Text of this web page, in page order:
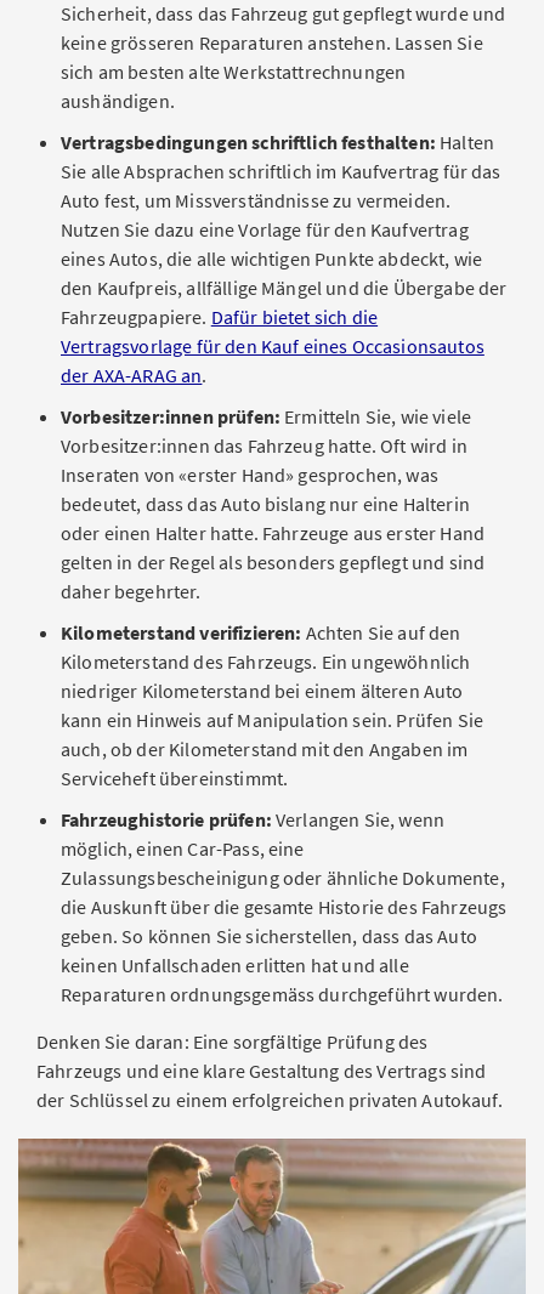
Sicherheit, dass das Fahrzeug gut gepflegt wurde und
keine grösseren Reparaturen anstehen. Lassen Sie
sich am besten alte Werkstattrechnungen
aushändigen.
Vertragsbedingungen schriftlich festhalten: Halten
Sie alle Absprachen schriftlich im Kaufvertrag für das
Auto fest, um Missverständnisse zu vermeiden.
Nutzen Sie dazu eine Vorlage für den Kaufvertrag
eines Autos, die alle wichtigen Punkte abdeckt, wie
den Kaufpreis, allfällige Mängel und die Übergabe der
Fahrzeugpapiere. Dafür bietet sich die
Vertragsvorlage für den Kauf eines Occasionsautos
der AXA-ARAG an.
Vorbesitzer:innen prüfen: Ermitteln Sie, wie viele
Vorbesitzer:innen das Fahrzeug hatte. Oft wird in
Inseraten von «erster Hand» gesprochen, was
bedeutet, dass das Auto bislang nur eine Halterin
oder einen Halter hatte. Fahrzeuge aus erster Hand
gelten in der Regel als besonders gepflegt und sind
daher begehrter.
Kilometerstand verifizieren: Achten Sie auf den
Kilometerstand des Fahrzeugs. Ein ungewöhnlich
niedriger Kilometerstand bei einem älteren Auto
kann ein Hinweis auf Manipulation sein. Prüfen Sie
auch, ob der Kilometerstand mit den Angaben im
Serviceheft übereinstimmt.
Fahrzeughistorie prüfen: Verlangen Sie, wenn
möglich, einen Car-Pass, eine
Zulassungsbescheinigung oder ähnliche Dokumente,
die Auskunft über die gesamte Historie des Fahrzeugs
geben. So können Sie sicherstellen, dass das Auto
keinen Unfallschaden erlitten hat und alle
Reparaturen ordnungsgemäss durchgeführt wurden.
Denken Sie daran: Eine sorgfältige Prüfung des
Fahrzeugs und eine klare Gestaltung des Vertrags sind
der Schlüssel zu einem erfolgreichen privaten Autokauf.